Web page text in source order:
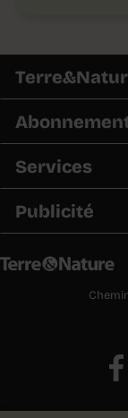
Services
Publicité